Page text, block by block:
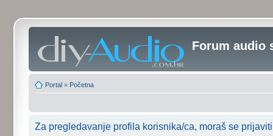
Forum audio
Portal » Početna
Za pregledavanje profila korisnika/ca, moraš se